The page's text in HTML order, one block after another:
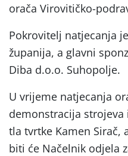
orača Virovitičko-
Pokrovitelj natjecanja
županija, a glavni
Diba d.o.o. Suhopolje.
U vrijeme natjecanja
demonstracija strojeva
tla tvrtke Kamen
biti će Načelnik odjela